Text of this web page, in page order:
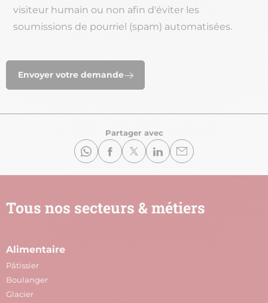
visiteur humain ou non afin d'éviter les
soumissions de pourriel (spam) automatisées.
Envoyer votre demande
Partager avec
Tous nos secteurs & métiers
Alimentaire
Pâtissier
Boulanger
Glacier